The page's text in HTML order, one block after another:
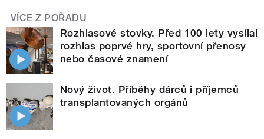
VÍCE Z POŘADU
Rozhlasové stovky. Před 100 lety vysílal
rozhlas poprvé hry, sportovní přenosy
nebo časové znamení
Nový život. Příběhy dárců i příjemců
transplantovaných orgánů